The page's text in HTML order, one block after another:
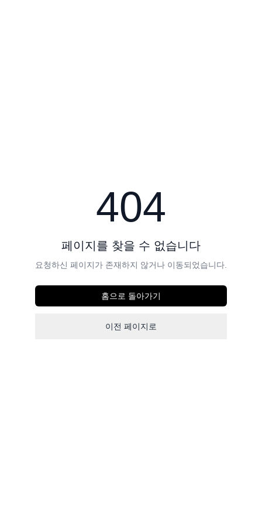
404
페이지를 찾을 수 없습니다
요청하신 페이지가 존재하지 않거나 이동되었습니다.
홈으로 돌아가기
이전 페이지로